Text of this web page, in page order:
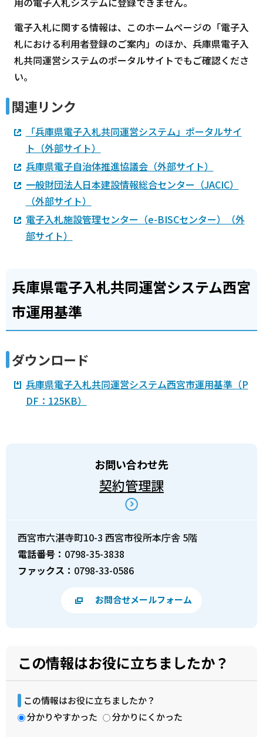
電子入札に関する情報は、このホームページの「電子入
札における利用者登録のご案内」のほか、兵庫県電子入
札共同運営システムのポータルサイトでもご確認くださ
い。
関連リンク
「兵庫県電子入札共同運営システム」ポータルサイ
ト（外部サイト）
兵庫県電子自治体推進協議会（外部サイト）
一般財団法人日本建設情報総合センター（JACIC）
（外部サイト）
電子入札施設管理センター（e-BISCセンター）（外
部サイト）
兵庫県電子入札共同運営システム西宮
市運用基準
ダウンロード
兵庫県電子入札共同運営システム西宮市運用基準（P
DF：125KB）
お問い合わせ先
契約管理課
西宮市六湛寺町10-3 西宮市役所本庁舎 5階
電話番号： 0798-35-3838
ファックス： 0798-33-0586
お問合せメールフォーム
この情報はお役に立ちましたか？
この情報はお役に立ちましたか？
分かりやすかった
分かりにくかった